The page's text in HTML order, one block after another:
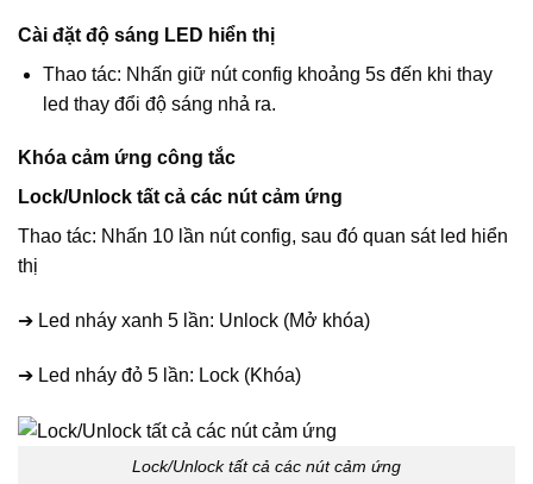
Cài đặt độ sáng LED hiển thị
Thao tác: Nhấn giữ nút config khoảng 5s đến khi thay
led thay đổi độ sáng nhả ra.
Khóa cảm ứng công tắc
Lock/Unlock tất cả các nút cảm ứng
Thao tác: Nhấn 10 lần nút config, sau đó quan sát led hiển
thị
➔ Led nháy xanh 5 lần: Unlock (Mở khóa)
➔ Led nháy đỏ 5 lần: Lock (Khóa)
Lock/Unlock tất cả các nút cảm ứng